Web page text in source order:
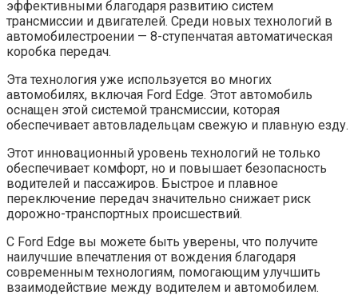
эффективными благодаря развитию систем
трансмиссии и двигателей. Среди новых технологий в
автомобилестроении — 8-ступенчатая автоматическая
коробка передач.
Эта технология уже используется во многих
автомобилях, включая Ford Edge. Этот автомобиль
оснащен этой системой трансмиссии, которая
обеспечивает автовладельцам свежую и плавную езду.
Этот инновационный уровень технологий не только
обеспечивает комфорт, но и повышает безопасность
водителей и пассажиров. Быстрое и плавное
переключение передач значительно снижает риск
дорожно-транспортных происшествий.
С Ford Edge вы можете быть уверены, что получите
наилучшие впечатления от вождения благодаря
современным технологиям, помогающим улучшить
взаимодействие между водителем и автомобилем.